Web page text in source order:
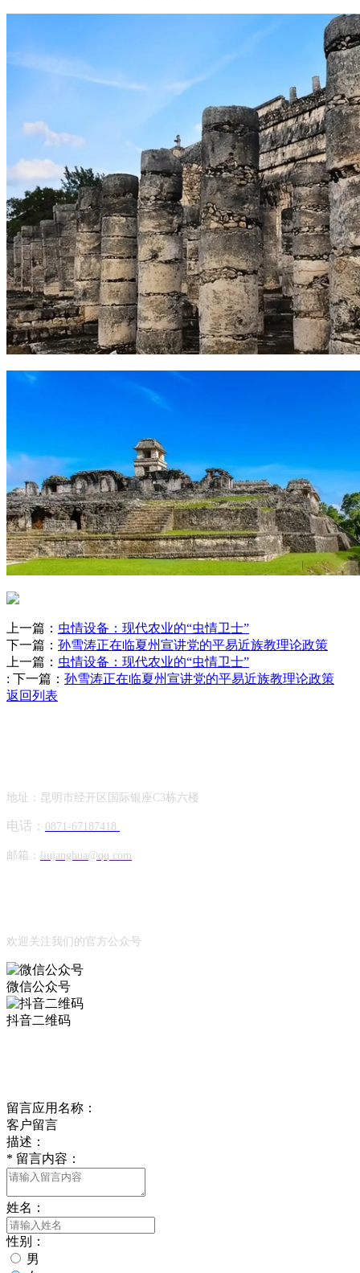
上一篇： 虫情设备：现代农业的“虫情卫士”
下一篇： 孙雪涛正在临夏州宣讲党的平易近族教理论政策
上一篇： 虫情设备：现代农业的“虫情卫士”
: 下一篇： 孙雪涛正在临夏州宣讲党的平易近族教理论政策
返回列表
地址：昆明市经开区国际银座C3栋六楼
电话： 0871-67187418
邮箱： liujanghua@qq.com
欢迎关注我们的官方公众号
微信公众号
抖音二维码
留言应用名称：
客户留言
描述：
* 留言内容：
姓名：
性别：
男